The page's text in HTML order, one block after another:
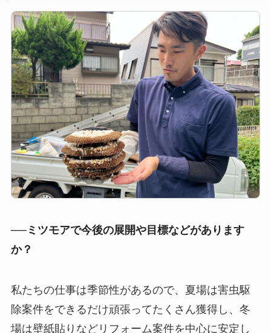
──ミツモアで今後の展開や目標などがあります
か？
私たちの仕事は季節性があるので、夏場は害虫駆
除案件をできるだけ頑張ってたくさん獲得し、冬
場は壁紙貼りなどリフォーム案件を中心に安定し